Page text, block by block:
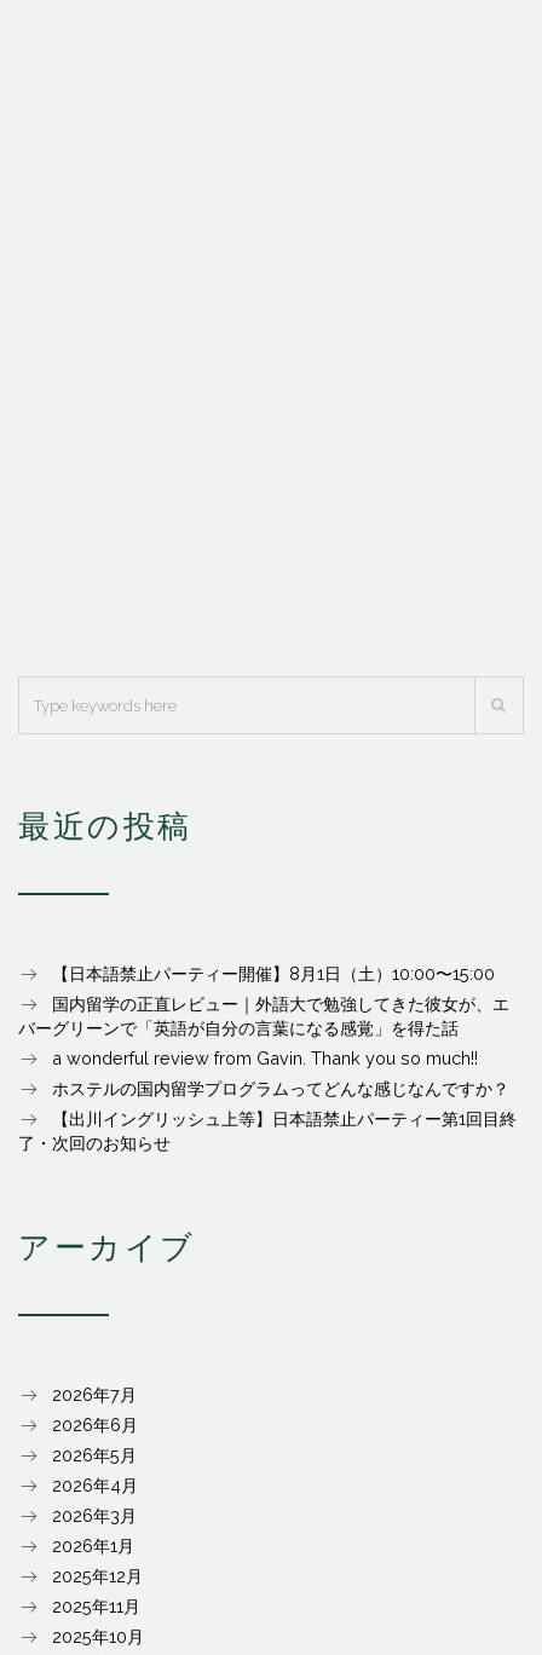
最近の投稿
【日本語禁止パーティー開催】8月1日（土）10:00〜15:00
国内留学の正直レビュー｜外語大で勉強してきた彼女が、エ
バーグリーンで「英語が自分の言葉になる感覚」を得た話
a wonderful review from Gavin. Thank you so much!!
ホステルの国内留学プログラムってどんな感じなんですか？
【出川イングリッシュ上等】日本語禁止パーティー第1回目終
了・次回のお知らせ
アーカイブ
2026年7月
2026年6月
2026年5月
2026年4月
2026年3月
2026年1月
2025年12月
2025年11月
2025年10月